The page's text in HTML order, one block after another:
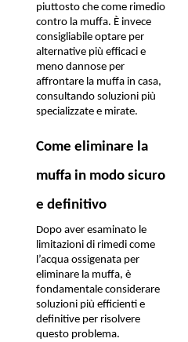
piuttosto che come rimedio
contro la muffa. È invece
consigliabile optare per
alternative più efficaci e
meno dannose per
affrontare la muffa in casa,
consultando soluzioni più
specializzate e mirate.
Come eliminare la
muffa in modo sicuro
e definitivo
Dopo aver esaminato le
limitazioni di rimedi come
l’acqua ossigenata per
eliminare la muffa, è
fondamentale considerare
soluzioni più efficienti e
definitive per risolvere
questo problema.